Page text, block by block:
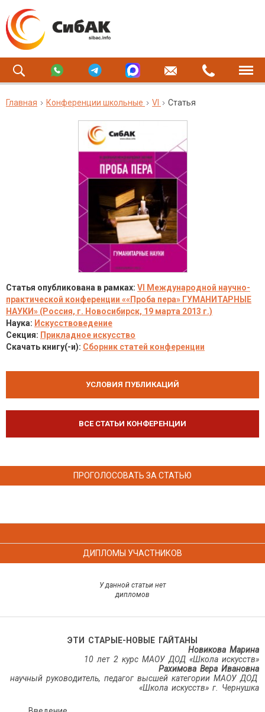
Главная Конференции школьные VI Статья
Статья опубликована в рамках: VI Международной научно-
практической конференции ««Проба пера» ГУМАНИТАРНЫЕ
НАУКИ» (Россия, г. Новосибирск, 19 марта 2013 г.)
Наука: Искусствоведение
Секция: Прикладное искусство
Скачать книгу(-и): Сборник статей конференции
УСЛОВИЯ ПУБЛИКАЦИЙ
ВСЕ СТАТЬИ КОНФЕРЕНЦИИ
ПРОГОЛОСОВАТЬ ЗА СТАТЬЮ
ДИПЛОМЫ УЧАСТНИКОВ
У данной статьи нет
дипломов
ЭТИ СТАРЫЕ-НОВЫЕ ГАЙТАНЫ
Новикова Марина
10 лет 2 курс МАОУ ДОД «Школа искусств»
Рахимова Вера Ивановна
научный руководитель, педагог высшей категории МАОУ ДОД
«Школа искусств» г. Чернушка